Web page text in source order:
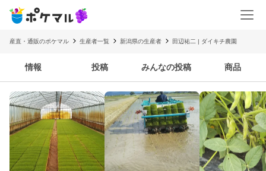
産直・通販のポケマル 生産者一覧 新潟県の生産者 田辺祐二 | ダイキチ農園
情報 投稿 みんなの投稿 商品